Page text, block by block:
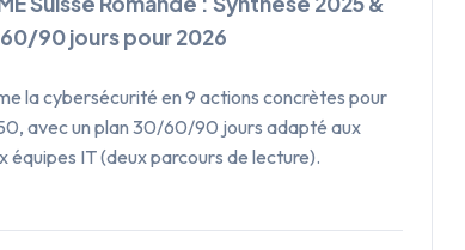
90 jours pour 2026
la cybersécurité en 9 actions concrètes pour
avec un plan 30/60/90 jours adapté aux
équipes IT (deux parcours de lecture).